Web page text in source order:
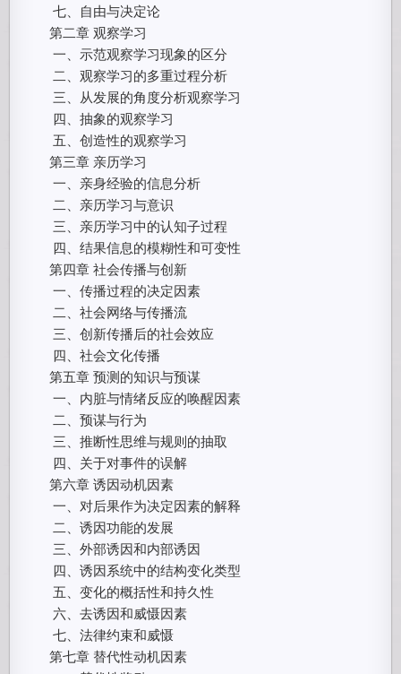
七、自由与决定论
第二章 观察学习
一、示范观察学习现象的区分
二、观察学习的多重过程分析
三、从发展的角度分析观察学习
四、抽象的观察学习
五、创造性的观察学习
第三章 亲历学习
一、亲身经验的信息分析
二、亲历学习与意识
三、亲历学习中的认知子过程
四、结果信息的模糊性和可变性
第四章 社会传播与创新
一、传播过程的决定因素
二、社会网络与传播流
三、创新传播后的社会效应
四、社会文化传播
第五章 预测的知识与预谋
一、内脏与情绪反应的唤醒因素
二、预谋与行为
三、推断性思维与规则的抽取
四、关于对事件的误解
第六章 诱因动机因素
一、对后果作为决定因素的解释
二、诱因功能的发展
三、外部诱因和内部诱因
四、诱因系统中的结构变化类型
五、变化的概括性和持久性
六、去诱因和威慑因素
七、法律约束和威慑
第七章 替代性动机因素